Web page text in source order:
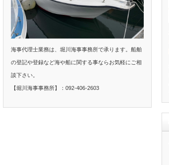
海事代理士業務は、堀川海事事務所で承ります。船舶
の登記や登録など海や船に関する事ならお気軽にご相
談下さい。
【堀川海事事務所】：092-406-2603